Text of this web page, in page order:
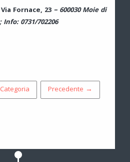
Via Fornace, 23 – 600030 Moie di
Info: 0731/702206
Categoria Precedente →